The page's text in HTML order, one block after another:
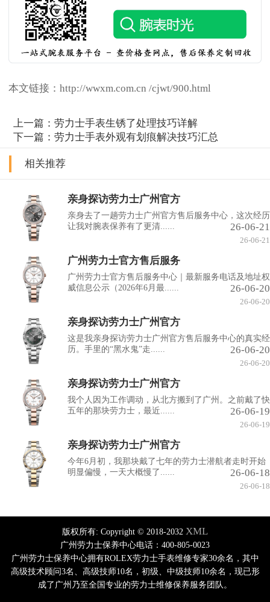
本文链接：http://wwxm.com.cn /cjwt/900.html
上一篇：劳力士手表生锈了处理技巧详解
下一篇：劳力士手表外观有划痕解决技巧汇总
相关推荐
亲身探访劳力士广州官方
亲身去了一趟劳力士广州官方售后服务中心，这次经历
让我对腕表保养有了更清......
26-06-21
26-06-21
广州劳力士官方售后服务
广州劳力士官方售后服务中心｜最新服务电话及地址权
威信息公示（2026年6月最......
26-06-20
26-06-20
亲身探访劳力士广州官方
这是我亲身探访劳力士广州官方售后服务中心的真实经
历。手里的“黑水鬼”走......
26-06-20
26-06-20
亲身探访劳力士广州官方
我个人因为工作调动，从北方搬到了广州。之前戴了快
五年的那块劳力士，最近......
26-06-19
26-06-19
亲身探访劳力士广州官方
今年6月初，我那块戴了七年的劳力士潜航者走时开始
明显偏慢，一天大概慢了......
26-06-18
26-06-18
版权所有: Copyright © 2018-2032 XML
广州劳力士保养中心电话：400-805-0023
广州劳力士保养中心拥有ROLEX劳力士手表维修专家30余名，其中
高级技术顾问3名、高级技师10名，初级、中级技师10余名，现已形
成了广州乃至全国专业的劳力士维修保养服务团队。